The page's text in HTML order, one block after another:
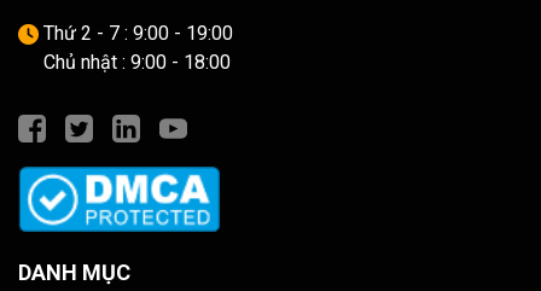
Thứ 2 - 7 : 9:00 - 19:00
Chủ nhật : 9:00 - 18:00
DANH MỤC